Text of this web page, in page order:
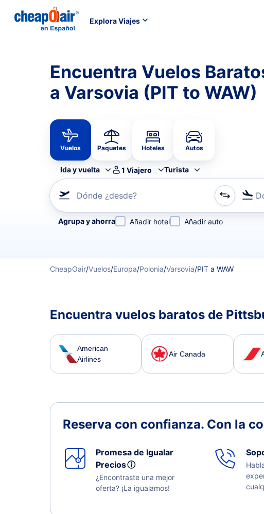
Explora Viajes
Encuentra Vuelos
a Varsovia (PIT to WAW)
Vuelos Paquetes Hoteles Autos
Ida y vuelta 1 Viajero Turista
Dónde ¿desde?
Refina tu búsqueda por aerolínea, por ciudad o aeropuerto o
Agrupa y ahorra Añadir hotel Añadir auto
CheapOair/Vuelos/Europa/Polonia/Varsovia/PIT a WAW
Encuentra vuelos baratos de
American
Airlines
Air Canada
Reserva con confianza. Con la
Promesa de Igualar
Preciosⓘ
¿Encontraste una mejor
oferta? ¡La igualamos!